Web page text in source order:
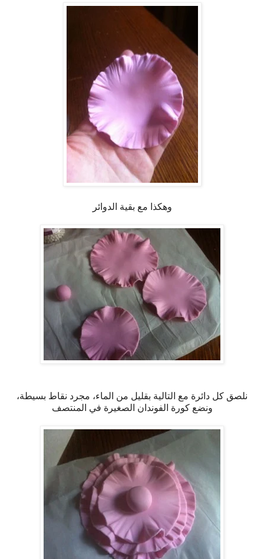
وهكذا مع بقية الدوائر
نلصق كل دائرة مع التالية بقليل من الماء، مجرد نقاط بسيطة،
ونضع كورة الفوندان الصغيرة في المنتصف